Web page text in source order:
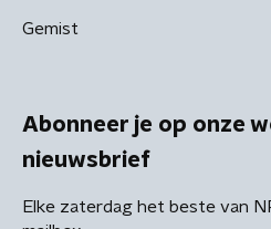
Gemist
Abonneer je op onze
nieuwsbrief
Elke zaterdag het beste van